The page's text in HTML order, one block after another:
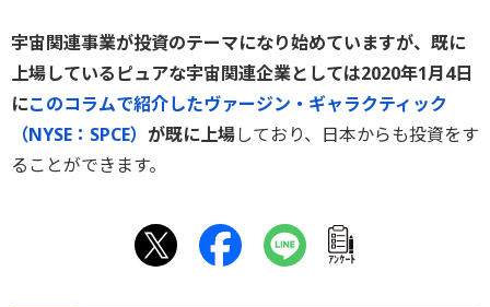
宇宙関連事業が投資のテーマになり始めていますが、既に
上場しているピュアな宇宙関連企業としては2020年1月4日
にこのコラムで紹介したヴァージン・ギャラクティック
（NYSE：SPCE） が既に上場しており、日本からも投資をす
ることができます。
ｱﾝｹｰﾄ